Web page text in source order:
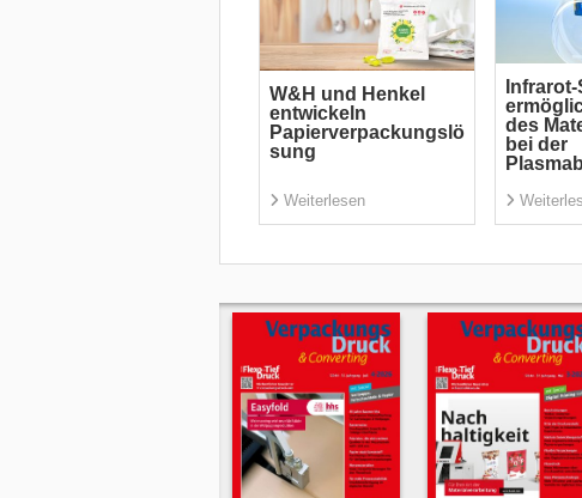
W&H und Henkel
entwickeln
Papierverpackungslö
sung
Weiterlesen
des
bei der